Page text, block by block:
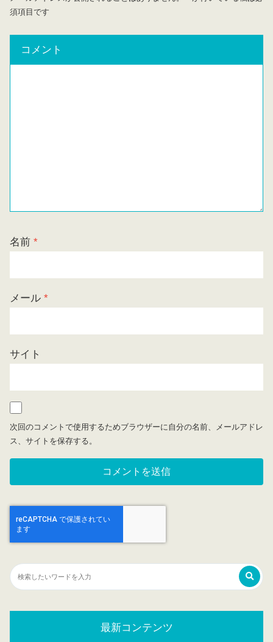
須項目です
コメント
名前 *
メール *
サイト
次回のコメントで使用するためブラウザーに自分の名前、メールアドレ
ス、サイトを保存する。
最新コンテンツ